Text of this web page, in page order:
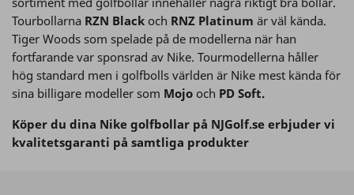
Tourbollarna RZN Black och RNZ Platinum är väl kända.
Tiger Woods som spelade på de modellerna när han
fortfarande var sponsrad av Nike. Tourmodellerna håller
hög standard men i golfbolls världen är Nike mest kända för
sina billigare modeller som Mojo och PD Soft.
Köper du dina Nike golfbollar på NJGolf.se erbjuder vi
kvalitetsgaranti på samtliga produkter